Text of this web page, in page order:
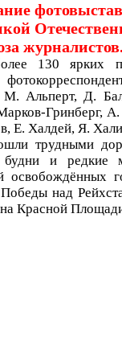
130 ярких
Альперт, Д.
Гринберг,
Е. Халдей, Я.
трудными
будни и редкие
освобождённых
над
на Красной